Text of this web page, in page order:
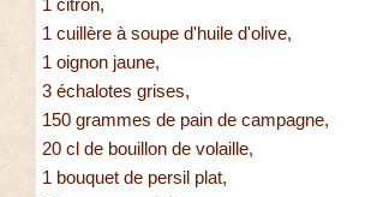
1 cuillère à soupe d'huile d'olive,
1 oignon jaune,
3 échalotes grises,
150 grammes de pain de campagne,
20 cl de bouillon de volaille,
1 bouquet de persil plat,